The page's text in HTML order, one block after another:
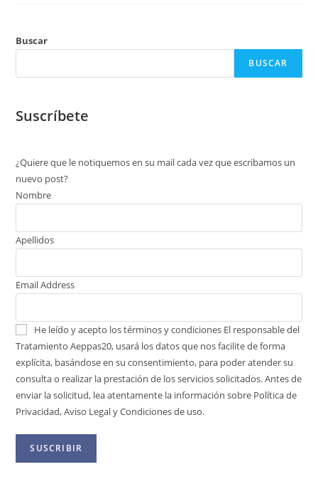
Buscar
BUSCAR
Suscríbete
¿Quiere que le notiquemos en su mail cada vez que escribamos un
nuevo post?
Nombre
Apellidos
Email Address
He leído y acepto los términos y condiciones El responsable del
Tratamiento Aeppas20, usará los datos que nos facilite de forma
explícita, basándose en su consentimiento, para poder atender su
consulta o realizar la prestación de los servicios solicitados. Antes de
enviar la solicitud, lea atentamente la información sobre Política de
Privacidad, Aviso Legal y Condiciones de uso.